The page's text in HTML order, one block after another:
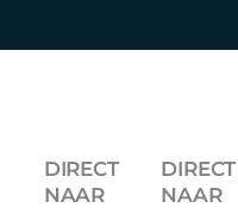
DIRECT
NAAR
DIRECT
NAAR